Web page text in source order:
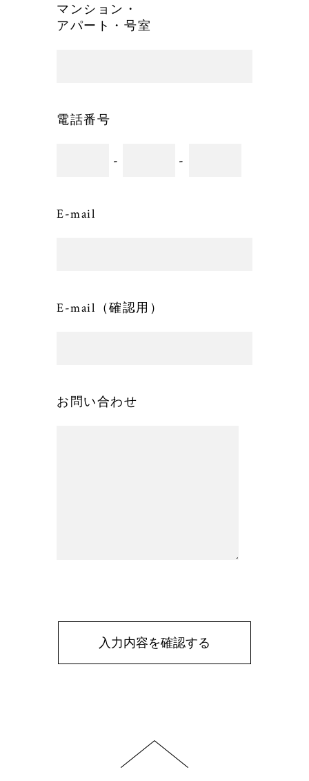
マンション・
アパート・号室
電話番号
- -
E-mail
E-mail（確認用）
お問い合わせ